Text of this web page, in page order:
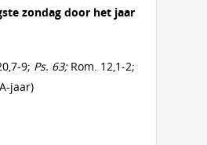
zondag door het jaar
9; Ps. 63; Rom. 12,1-2;
jaar)